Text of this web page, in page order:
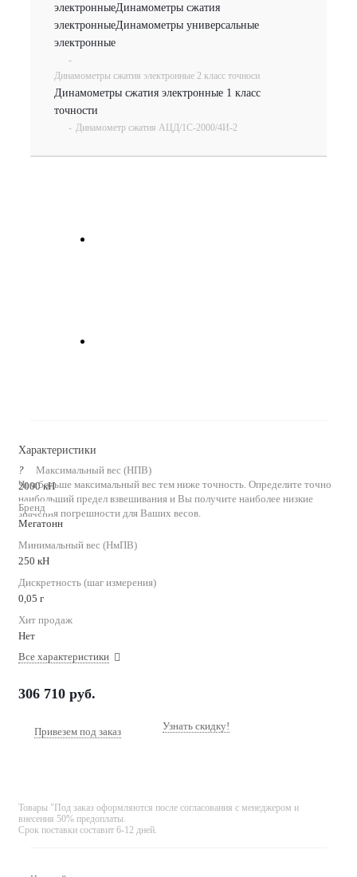
электронныеДинамометры сжатия
электронныеДинамометры универсальные
электронные
-
Динамометры сжатия электронные 2 класс точноси
Динамометры сжатия электронные 1 класс
точности
- Динамометр сжатия АЦД/1С-2000/4И-2
Характеристики
?
Чем больше максимальный вес тем ниже точность. Определите точно
наибольший предел взвешивания и Вы получите наиболее низкие
значения погрешности для Ваших весов.
Максимальный вес (НПВ)
2000 кН
Бренд
Мегатонн
Минимальный вес (НмПВ)
250 кН
Дискретность (шаг измерения)
0,05 г
Хит продаж
Нет
Все характеристики
306 710 руб.
Привезем под заказ Узнать скидку!
Товары "Под заказ оформляются после согласования с менеджером и
внесения 50% предоплаты.
Срок поставки составит 6-12 дней.